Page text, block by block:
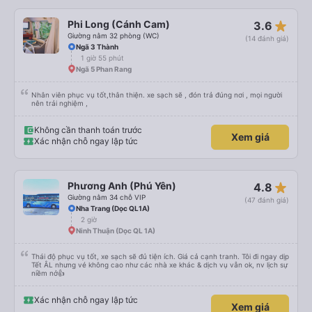
giác nguy hiểm (lái xe nguy hiểm và không thoải mái cho hành khách, xe bảo
trì kém và nhân viên cực kỳ không thân thiện), tôi đánh giá cao Han Café.
Tôi không thể tham gia các chuyến đi qua đêm của họ vì đã hết chỗ, có lẽ
do nhu cầu quá cao! Đừng chần chừ nhé! 👍
Phi Long (Cánh Cam)
Giường nằm 32 phòng (WC)
3.6 star_rate
(14 đánh giá)
Ngã 3 Thành
1 giờ 55 phút
Ngã 5 Phan Rang
Nhân viên phục vụ tốt,thân thiện. xe sạch sẽ , đón trả đúng nơi , mọi người
nên trải nghiệm ,
Không cần thanh toán trước
Xác nhận chỗ ngay lập tức
Xem giá
Phương Anh (Phú Yên)
Giường nằm 34 chỗ VIP
4.8 star_rate
(47 đánh giá)
Nha Trang (Dọc QL1A)
2 giờ
Ninh Thuận (Dọc QL 1A)
Thái độ phục vụ tốt, xe sạch sẽ đủ tiện ích. Giá cả cạnh tranh. Tôi đi ngay dịp
Tết ÂL nhưng vé không cao như các nhà xe khác & dịch vụ vẫn ok, nv lịch sự
niềm nở👍
Xác nhận chỗ ngay lập tức
Xem giá